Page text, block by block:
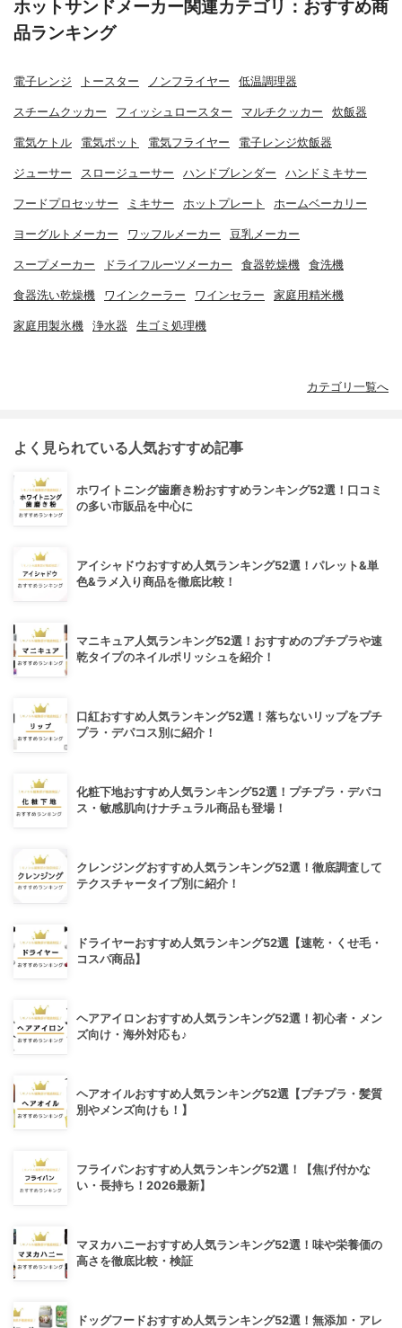
ホットサンドメーカー関連カテゴリ：おすすめ商
品ランキング
電子レンジ トースター ノンフライヤー 低温調理器
スチームクッカー フィッシュロースター マルチクッカー 炊飯器
電気ケトル 電気ポット 電気フライヤー 電子レンジ炊飯器
ジューサー スロージューサー ハンドブレンダー ハンドミキサー
フードプロセッサー ミキサー ホットプレート ホームベーカリー
ヨーグルトメーカー ワッフルメーカー 豆乳メーカー
スープメーカー ドライフルーツメーカー 食器乾燥機 食洗機
食器洗い乾燥機 ワインクーラー ワインセラー 家庭用精米機
家庭用製氷機 浄水器 生ゴミ処理機
カテゴリ一覧へ
よく見られている人気おすすめ記事
ホワイトニング歯磨き粉おすすめランキング52選！口コミ
の多い市販品を中心に
アイシャドウおすすめ人気ランキング52選！パレット&単
色&ラメ入り商品を徹底比較！
マニキュア人気ランキング52選！おすすめのプチプラや速
乾タイプのネイルポリッシュを紹介！
口紅おすすめ人気ランキング52選！落ちないリップをプチ
プラ・デパコス別に紹介！
化粧下地おすすめ人気ランキング52選！プチプラ・デパコ
ス・敏感肌向けナチュラル商品も登場！
クレンジングおすすめ人気ランキング52選！徹底調査して
テクスチャータイプ別に紹介！
ドライヤーおすすめ人気ランキング52選【速乾・くせ毛・
コスパ商品】
ヘアアイロンおすすめ人気ランキング52選！初心者・メン
ズ向け・海外対応も♪
ヘアオイルおすすめ人気ランキング52選【プチプラ・髪質
別やメンズ向けも！】
フライパンおすすめ人気ランキング52選！【焦げ付かな
い・長持ち！2026最新】
マヌカハニーおすすめ人気ランキング52選！味や栄養価の
高さを徹底比較・検証
ドッグフードおすすめ人気ランキング52選！無添加・アレ